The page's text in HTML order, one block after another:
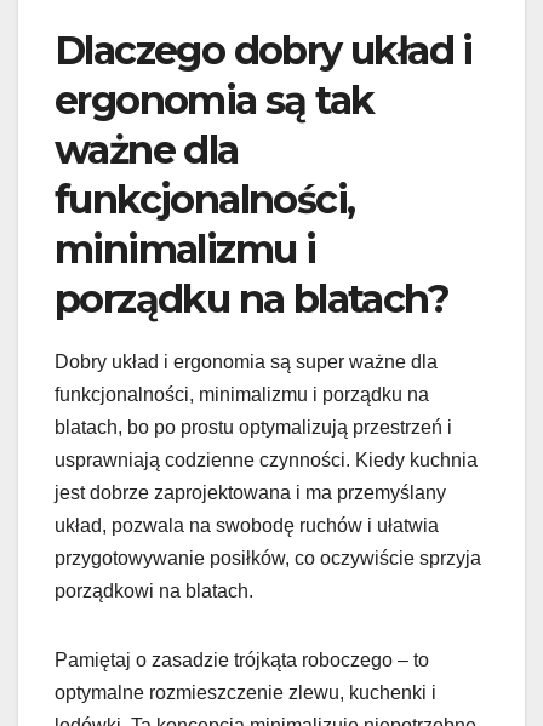
Dlaczego dobry układ i
ergonomia są tak
ważne dla
funkcjonalności,
minimalizmu i
porządku na blatach?
Dobry układ i ergonomia są super ważne dla
funkcjonalności, minimalizmu i porządku na
blatach, bo po prostu optymalizują przestrzeń i
usprawniają codzienne czynności. Kiedy kuchnia
jest dobrze zaprojektowana i ma przemyślany
układ, pozwala na swobodę ruchów i ułatwia
przygotowywanie posiłków, co oczywiście sprzyja
porządkowi na blatach.
Pamiętaj o zasadzie trójkąta roboczego – to
optymalne rozmieszczenie zlewu, kuchenki i